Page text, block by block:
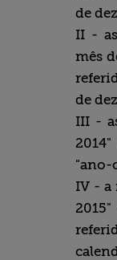
de
II -
mês
de
III -
"ano-
IV - a